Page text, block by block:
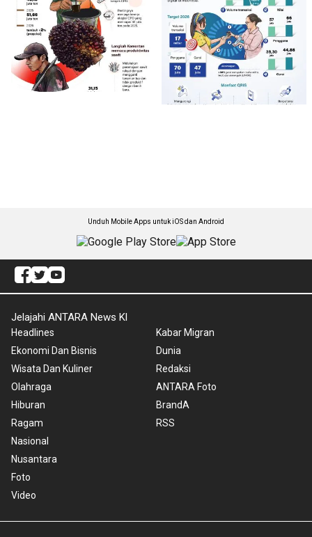
Unduh Mobile Apps untuk iOS dan Android
Jelajahi ANTARA News Kl
Headlines
Ekonomi Dan Bisnis
Wisata Dan Kuliner
Olahraga
Hiburan
Ragam
Nasional
Nusantara
Foto
Video
Kabar Migran
Dunia
Redaksi
ANTARA Foto
BrandA
RSS